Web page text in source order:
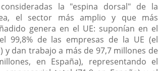
la "espina dorsal" de la
el sector más amplio y que más
genera en el UE: suponían en el
99,8% de las empresas de la UE (el
y dan trabajo a más de 97,7 millones de
en España), representando el